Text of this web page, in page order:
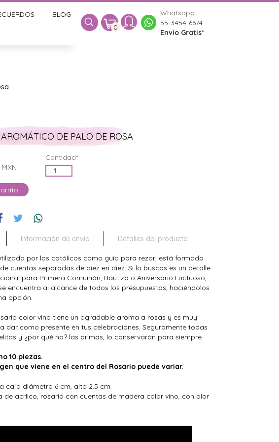
BLOG
0
Whatsapp
55-3454-6674
Envío Gratis*
DE PALO DE ROSA
MXN
Cantidad*
Información de envío Detalles del producto
por los católicos como guía para rezar, está formado
cuentas separadas de diez en diez. Si lo buscas es un detalle
para Primera Comunión, Bautizo o Aniversario Luctuoso,
encuentra al alcance de todos los presupuestos, haciéndolos
opción.
color vino tiene un agradable aroma a rosas y es muy
dar como presente en tus celebraciones. Seguramente todas
y ¿por qué no? las primas, lo conservarán para siempre.
10 piezas.
que viene en el centro del Rosario puede variar.
caja diámetro 6 cm, alto 2.5 cm.
de acrlico, rosario con cuentas de madera color vino, con olor